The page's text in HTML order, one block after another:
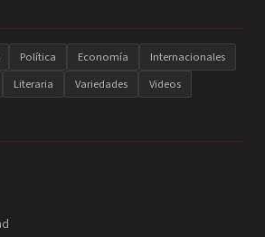
Política Economía
Internacionales
Literaria Variedades Videos